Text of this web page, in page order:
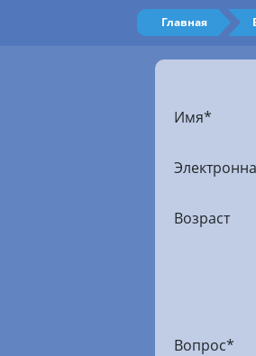
Главная
Имя*
Возраст
Вопрос*